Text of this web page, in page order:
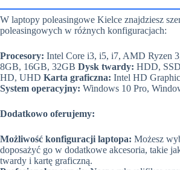
W laptopy poleasingowe Kielce znajdziesz
poleasingowych w różnych konfiguracjach:
Procesory: Intel Core i3, i5, i7, AMD Ryzen
8GB, 16GB, 32GB Dysk twardy: HDD, SSD
HD, UHD Karta graficzna: Intel HD
System operacyjny: Windows 10 Pro,
Dodatkowo oferujemy:
Możliwość konfiguracji laptopa: Możesz
doposażyć go w dodatkowe akcesoria, takie
twardy i kartę graficzną.